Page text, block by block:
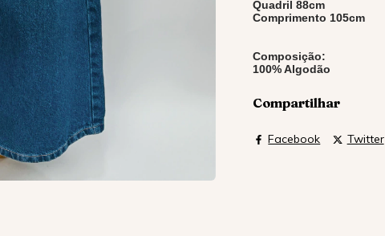
Quadril 88cm
Comprimento 105cm
Composição:
100% Algodão
Compartilhar
Facebook Twitter